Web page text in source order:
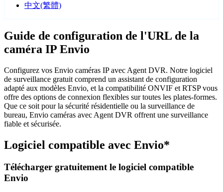
中文(繁體)
Guide de configuration de l'URL de la
caméra IP Envio
Configurez vos Envio caméras IP avec Agent DVR. Notre logiciel
de surveillance gratuit comprend un assistant de configuration
adapté aux modèles Envio, et la compatibilité ONVIF et RTSP vous
offre des options de connexion flexibles sur toutes les plates-formes.
Que ce soit pour la sécurité résidentielle ou la surveillance de
bureau, Envio caméras avec Agent DVR offrent une surveillance
fiable et sécurisée.
Logiciel compatible avec Envio*
Télécharger gratuitement le logiciel compatible
Envio